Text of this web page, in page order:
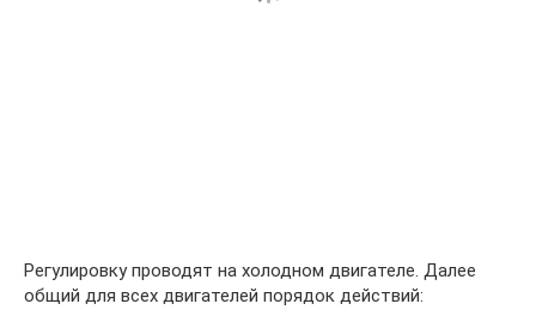
Регулировку проводят на холодном двигателе. Далее
общий для всех двигателей порядок действий: